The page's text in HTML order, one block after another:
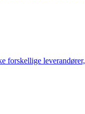
forskellige